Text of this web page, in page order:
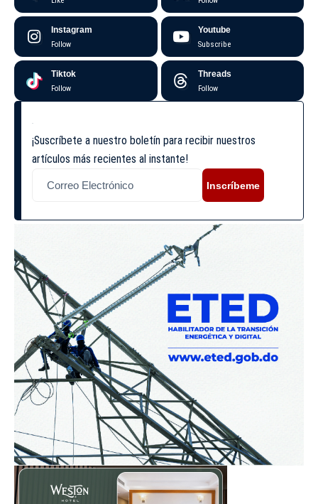
Instagram
Follow
Youtube
Subscribe
Tiktok
Follow
Threads
Follow
¡Suscríbete a nuestro boletín para recibir nuestros
artículos más recientes al instante!
Inscríbeme